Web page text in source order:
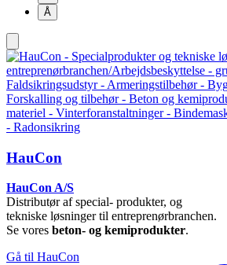
Å
HauCon
HauCon A/S
Distributør af special- produkter, og
tekniske løsninger til entreprenørbranchen.
Se vores beton- og kemiprodukter.
Gå til HauCon